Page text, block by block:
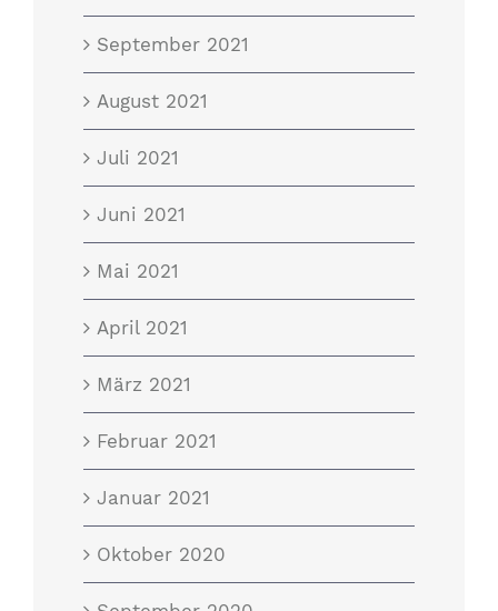
September 2021
August 2021
Juli 2021
Juni 2021
Mai 2021
April 2021
März 2021
Februar 2021
Januar 2021
Oktober 2020